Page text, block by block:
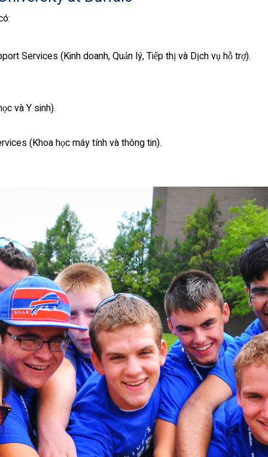
Services (Kinh doanh, Quản lý, Tiếp thị và Dịch vụ hỗ trợ).
và Y sinh).
(Khoa học máy tính và thông tin).